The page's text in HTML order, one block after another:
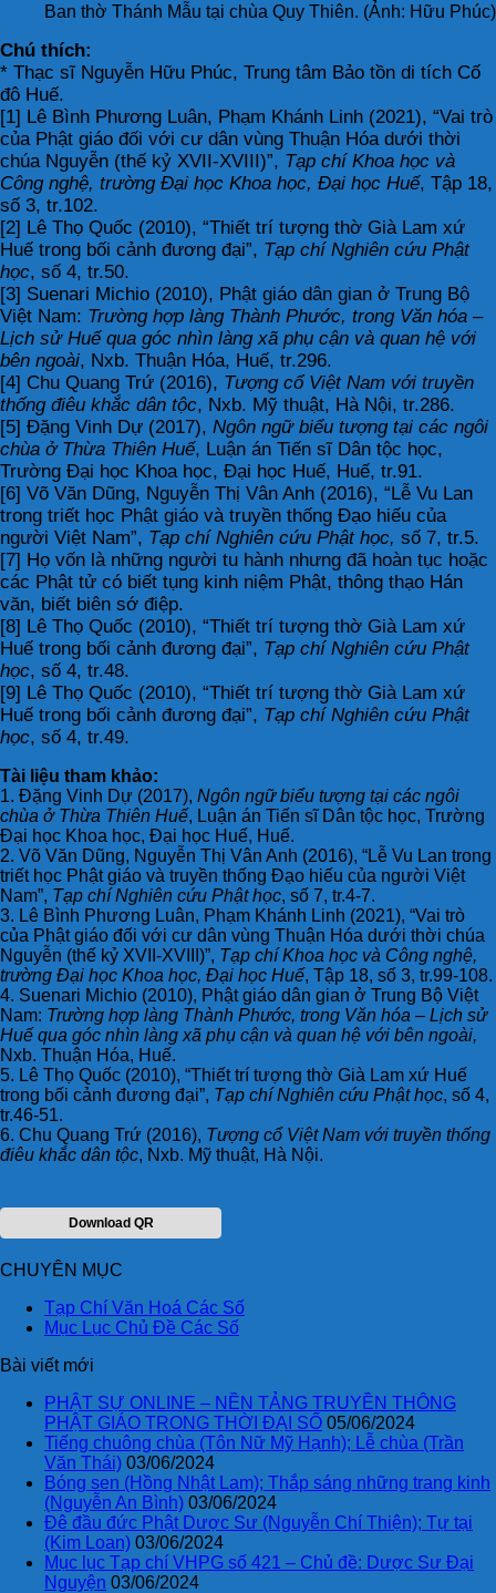
Ban thờ Thánh Mẫu tại chùa Quy Thiên. (Ảnh: Hữu Phúc)
Chú thích:
* Thạc sĩ Nguyễn Hữu Phúc, Trung tâm Bảo tồn di tích Cố
đô Huế.
[1] Lê Bình Phương Luân, Phạm Khánh Linh (2021), “Vai trò
của Phật giáo đối với cư dân vùng Thuận Hóa dưới thời
chúa Nguyễn (thế kỷ XVII-XVIII)”, Tạp chí Khoa học và
Công nghệ, trường Đại học Khoa học, Đại học Huế, Tập 18,
số 3, tr.102.
[2] Lê Thọ Quốc (2010), “Thiết trí tượng thờ Già Lam xứ
Huế trong bối cảnh đương đại”, Tạp chí Nghiên cứu Phật
học, số 4, tr.50.
[3] Suenari Michio (2010), Phật giáo dân gian ở Trung Bộ
Việt Nam: Trường hợp làng Thành Phước, trong Văn hóa –
Lịch sử Huế qua góc nhìn làng xã phụ cận và quan hệ với
bên ngoài, Nxb. Thuận Hóa, Huế, tr.296.
[4] Chu Quang Trứ (2016), Tượng cổ Việt Nam với truyền
thống điêu khắc dân tộc, Nxb. Mỹ thuật, Hà Nội, tr.286.
[5] Đặng Vinh Dự (2017), Ngôn ngữ biểu tượng tại các ngôi
chùa ở Thừa Thiên Huế, Luận án Tiến sĩ Dân tộc học,
Trường Đại học Khoa học, Đại học Huế, Huế, tr.91.
[6] Võ Văn Dũng, Nguyễn Thị Vân Anh (2016), “Lễ Vu Lan
trong triết học Phật giáo và truyền thống Đạo hiếu của
người Việt Nam”, Tạp chí Nghiên cứu Phật học, số 7, tr.5.
[7] Họ vốn là những người tu hành nhưng đã hoàn tục hoặc
các Phật tử có biết tụng kinh niệm Phật, thông thạo Hán
văn, biết biên sớ điệp.
[8] Lê Thọ Quốc (2010), “Thiết trí tượng thờ Già Lam xứ
Huế trong bối cảnh đương đại”, Tạp chí Nghiên cứu Phật
học, số 4, tr.48.
[9] Lê Thọ Quốc (2010), “Thiết trí tượng thờ Già Lam xứ
Huế trong bối cảnh đương đại”, Tạp chí Nghiên cứu Phật
học, số 4, tr.49.
Tài liệu tham khảo:
1. Đặng Vinh Dự (2017), Ngôn ngữ biểu tượng tại các ngôi
chùa ở Thừa Thiên Huế, Luận án Tiến sĩ Dân tộc học, Trường
Đại học Khoa học, Đại học Huế, Huế.
2. Võ Văn Dũng, Nguyễn Thị Vân Anh (2016), “Lễ Vu Lan trong
triết học Phật giáo và truyền thống Đạo hiếu của người Việt
Nam”, Tạp chí Nghiên cứu Phật học, số 7, tr.4-7.
3. Lê Bình Phương Luân, Phạm Khánh Linh (2021), “Vai trò
của Phật giáo đối với cư dân vùng Thuận Hóa dưới thời chúa
Nguyễn (thế kỷ XVII-XVIII)”, Tạp chí Khoa học và Công nghệ,
trường Đại học Khoa học, Đại học Huế, Tập 18, số 3, tr.99-108.
4. Suenari Michio (2010), Phật giáo dân gian ở Trung Bộ Việt
Nam: Trường hợp làng Thành Phước, trong Văn hóa – Lịch sử
Huế qua góc nhìn làng xã phụ cận và quan hệ với bên ngoài,
Nxb. Thuận Hóa, Huế.
5. Lê Thọ Quốc (2010), “Thiết trí tượng thờ Già Lam xứ Huế
trong bối cảnh đương đại”, Tạp chí Nghiên cứu Phật học, số 4,
tr.46-51.
6. Chu Quang Trứ (2016), Tượng cổ Việt Nam với truyền thống
điêu khắc dân tộc, Nxb. Mỹ thuật, Hà Nội.
Download QR
CHUYÊN MỤC
Tạp Chí Văn Hoá Các Số
Mục Lục Chủ Đề Các Số
Bài viết mới
PHẬT SỰ ONLINE – NỀN TẢNG TRUYỀN THÔNG
PHẬT GIÁO TRONG THỜI ĐẠI SỐ 05/06/2024
Tiếng chuông chùa (Tôn Nữ Mỹ Hạnh); Lễ chùa (Trần
Văn Thái) 03/06/2024
Bóng sen (Hồng Nhật Lam); Thắp sáng những trang kinh
(Nguyễn An Bình) 03/06/2024
Đê đầu đức Phật Dược Sư (Nguyễn Chí Thiện); Tự tại
(Kim Loan) 03/06/2024
Mục lục Tạp chí VHPG số 421 – Chủ đề: Dược Sư Đại
Nguyện 03/06/2024